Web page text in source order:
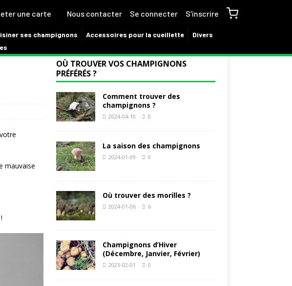
une carte Nous contacter Se connecter S'inscrire
ses champignons Accessoires pour la cueillette
Divers
mauvaise
OÙ TROUVER VOS CHAMPIGNONS
PRÉFÉRÉS ?
Comment trouver des
champignons ?
2024-04-10 0
La saison des champignons
2024-01-09 0
Où trouver des morilles ?
2024-01-06 6
Champignons d’Hiver
(Décembre, Janvier, Février)
2023-02-01 0